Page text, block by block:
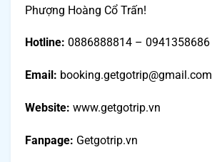
Phượng Hoàng Cổ Trấn!
Hotline: 0886888814 – 0941358686
Email: booking.getgotrip@gmail.com
Website: www.getgotrip.vn
Fanpage: Getgotrip.vn